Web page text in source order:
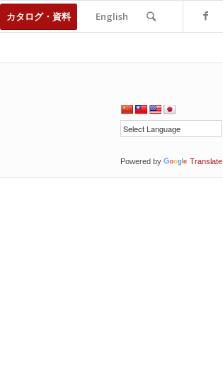
カタログ・資料 English
Powered by Translate